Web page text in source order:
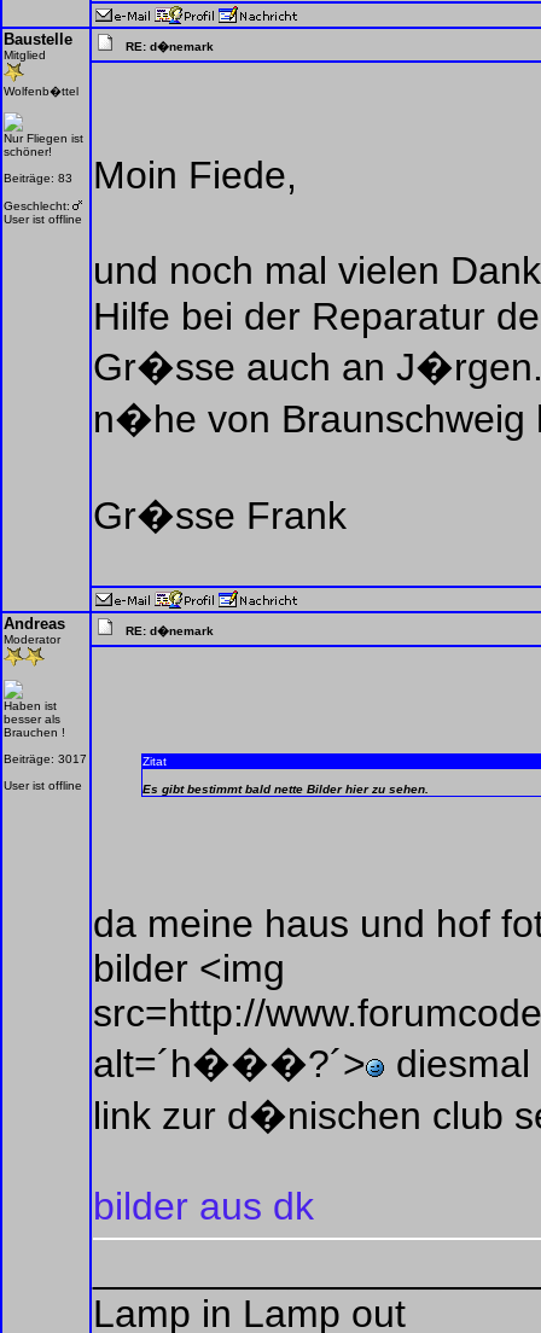
Baustelle
Mitglied
Wolfenb�ttel
Nur Fliegen ist
schöner!
Beiträge: 83
Geschlecht:
User ist offline
RE: d�nemark
Moin Fiede,
und noch mal vielen
Hilfe bei der Reparatur
Gr�sse auch an
n�he von Braunschweig
Gr�sse Frank
Andreas
Moderator
Haben ist
besser als
Brauchen !
Beiträge: 3017
User ist offline
RE: d�nemark
Zitat
Es gibt bestimmt bald nette Bilder hier zu sehen.
da meine haus und hof
bilder <img
src=http://
alt=´h���?´>
link zur d�nischen club
bilder aus dk
Lamp in Lamp out